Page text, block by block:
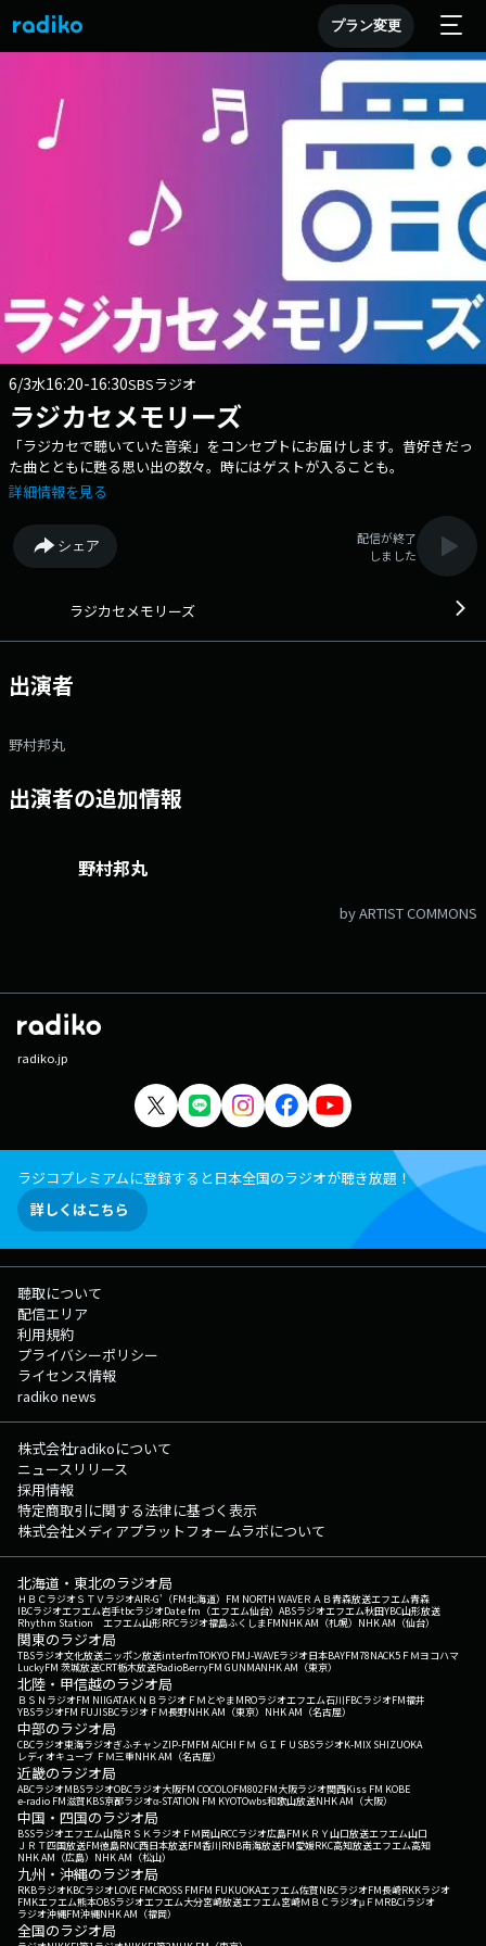
プラン変更
6/3水16:20-16:30SBSラジオ
ラジカセメモリーズ
「ラジカセで聴いていた音楽」をコンセプトにお届けします。昔好きだっ
た曲とともに甦る思い出の数々。時にはゲストが入ることも。
詳細情報を見る
シェア
配信が終了
しました
ラジカセメモリーズ
出演者
野村邦丸
出演者の追加情報
野村邦丸
by ARTIST COMMONS
radiko.jp
ラジコプレミアムに登録すると日本全国のラジオが聴き放題！
詳しくはこちら
聴取について
配信エリア
利用規約
プライバシーポリシー
ライセンス情報
radiko news
株式会社radikoについて
ニュースリリース
採用情報
特定商取引に関する法律に基づく表示
株式会社メディアプラットフォームラボについて
北海道・東北のラジオ局
ＨＢＣラジオＳＴＶラジオAIR-G'（FM北海道） FM NORTH WAVEＲＡＢ青森放送エフエム青森
IBCラジオエフエム岩手tbcラジオDate fm（エフエム仙台） ABSラジオエフエム秋田YBC山形放送
Rhythm Station エフエム山形RFCラジオ福島ふくしまFMNHK AM（札幌） NHK AM（仙台）
関東のラジオ局
TBSラジオ文化放送ニッポン放送interfmTOKYO FMJ-WAVEラジオ日本BAYFM78NACK5 ＦＭヨコハマ
LuckyFM 茨城放送CRT栃木放送RadioBerryFM GUNMANHK AM（東京）
北陸・甲信越のラジオ局
ＢＳＮラジオFM NIIGATAＫＮＢラジオ ＦＭとやまMROラジオエフエム石川FBCラジオFM福井
YBSラジオFM FUJISBCラジオ ＦＭ長野NHK AM（東京） NHK AM（名古屋）
中部のラジオ局
CBCラジオ東海ラジオぎふチャンZIP-FMFM AICHI ＦＭ ＧＩＦＵ SBSラジオK-MIX SHIZUOKA
レディオキューブ ＦＭ三重NHK AM（名古屋）
近畿のラジオ局
ABCラジオMBSラジオOBCラジオ大阪FM COCOLOFM802FM大阪ラジオ関西Kiss FM KOBE
e-radio FM滋賀KBS京都ラジオα-STATION FM KYOTOwbs和歌山放送NHK AM（大阪）
中国・四国のラジオ局
BSSラジオエフエム山陰ＲＳＫラジオ ＦＭ岡山RCCラジオ広島FM ＫＲＹ山口放送エフエム山口
ＪＲＴ四国放送FM徳島RNC西日本放送FM香川RNB南海放送FM愛媛RKC高知放送エフエム高知
NHK AM（広島） NHK AM（松山）
九州・沖縄のラジオ局
RKBラジオKBCラジオLOVE FMCROSS FMFM FUKUOKAエフエム佐賀NBCラジオFM長崎RKKラジオ
FMKエフエム熊本OBSラジオエフエム大分宮崎放送エフエム宮崎ＭＢＣラジオμＦＭRBCiラジオ
ラジオ沖縄FM沖縄NHK AM（福岡）
全国のラジオ局